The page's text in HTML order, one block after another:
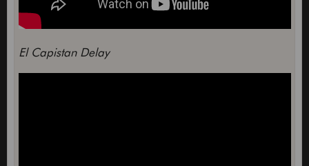
El Capistan Delay